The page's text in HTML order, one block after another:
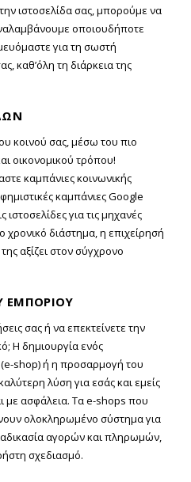
ιστοσελίδα σας, μπορούμε να
οποιουδήποτε
για τη σωστή
καθ’όλη τη διάρκεια της
κοινού σας, μέσω του πιο
οικονομικού τρόπου!
καμπάνιες κοινωνικής
καμπάνιες Google
για τις μηχανές
χρονικό διάστημα, η επιχείρησή
αξίζει στον σύγχρονο
ΕΜΠΟΡΙΟΥ
σας ή να επεκτείνετε την
Η δημιουργία ενός
shop) ή η προσαρμογή του
λύση για εσάς και εμείς
με ασφάλεια. Τα e-shops που
ολοκληρωμένο σύστημα για
αγορών και πληρωμών,
σχεδιασμό.